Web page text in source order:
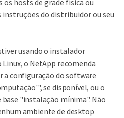
hosts de grade física ou
do distribuidor ou seu
usando o instalador
Linux, o NetApp recomenda
a configuração do software
se disponível, ou o
"instalação mínima". Não
ambiente de desktop